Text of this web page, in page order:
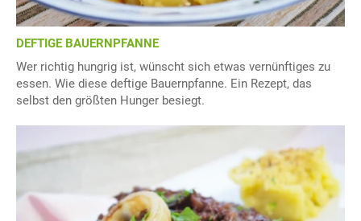
DEFTIGE BAUERNPFANNE
Wer richtig hungrig ist, wünscht sich etwas vernünftiges zu
essen. Wie diese deftige Bauernpfanne. Ein Rezept, das
selbst den größten Hunger besiegt.